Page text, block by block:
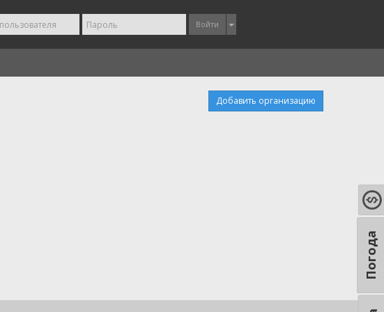
Войти
Добавить организацию
Погода